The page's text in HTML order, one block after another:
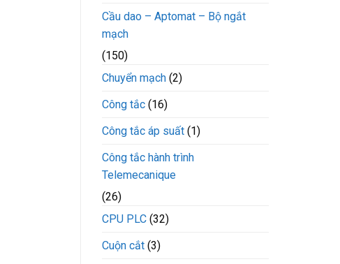
Cầu dao – Aptomat – Bộ ngắt
mạch
(150)
Chuyển mạch (2)
Công tắc (16)
Công tắc áp suất (1)
Công tắc hành trình
Telemecanique
(26)
CPU PLC (32)
Cuộn cắt (3)